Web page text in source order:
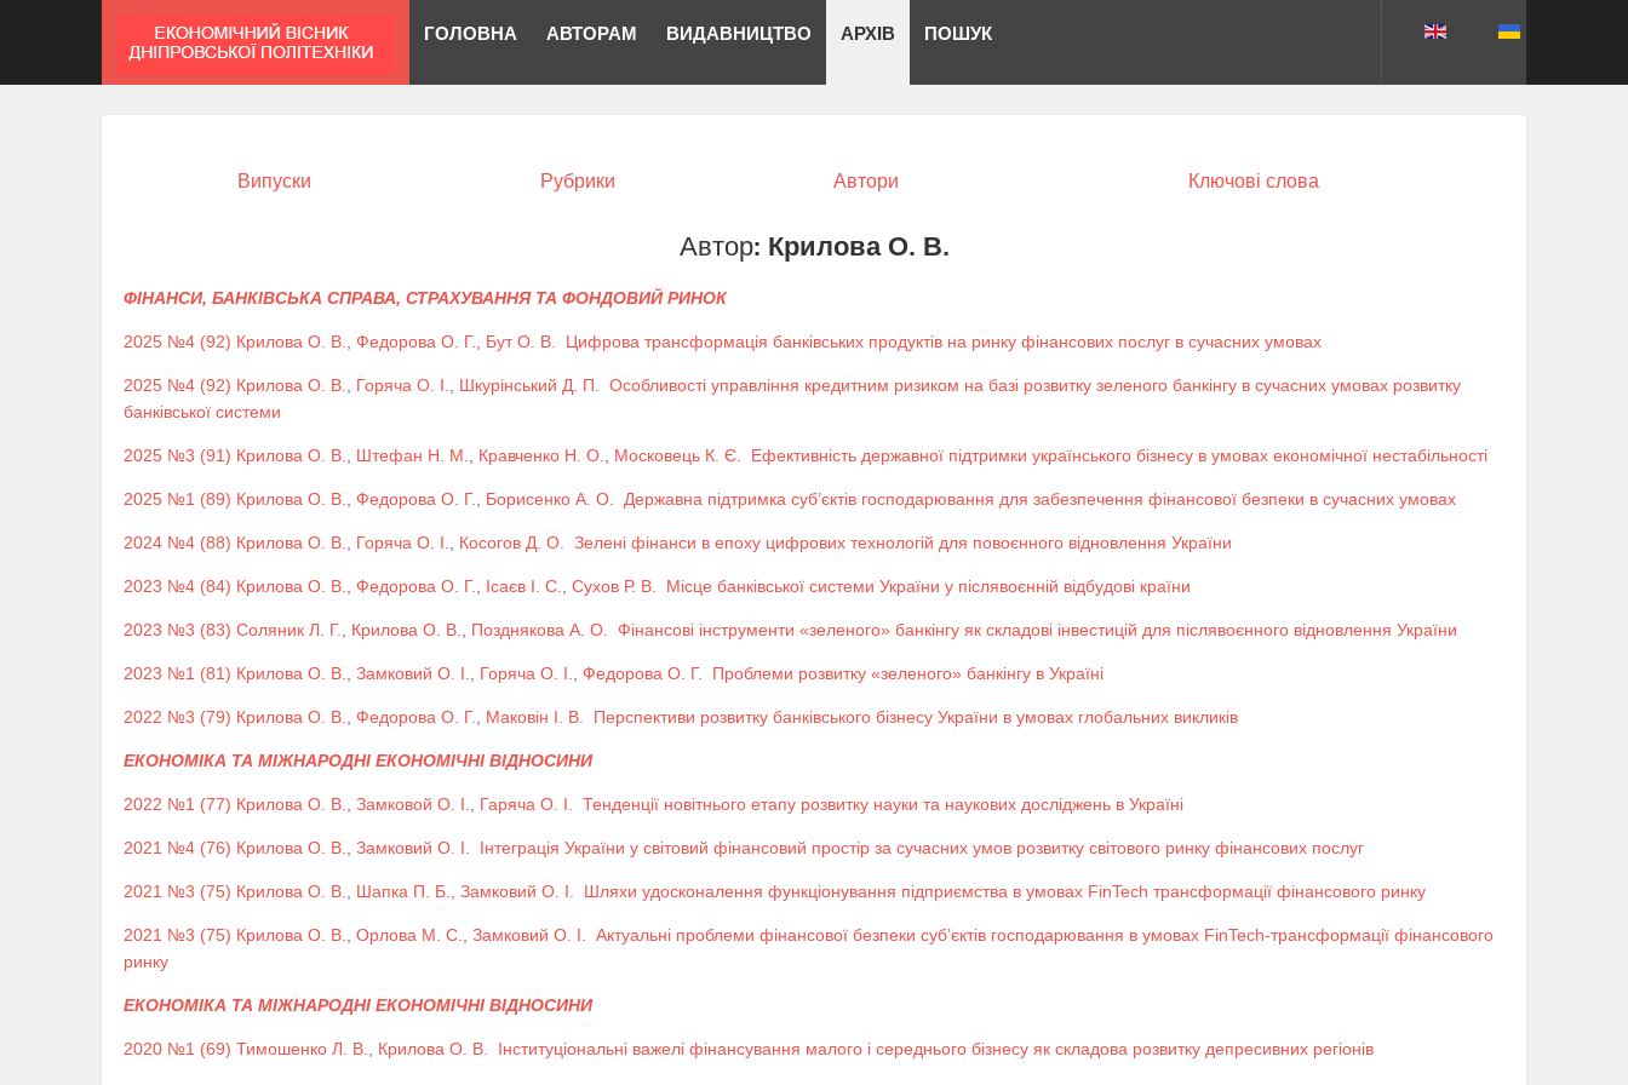
ГОЛОВНА АВТОРАМ ВИДАВНИЦТВО АРХІВ ПОШУК
Випуски Рубрики Автори Ключові слова
Автор: Крилова О. В.
ФІНАНСИ, БАНКІВСЬКА СПРАВА, СТРАХУВАННЯ ТА ФОНДОВИЙ РИНОК
2025 №4 (92) Крилова О. В. Федорова О. Г. Бут О. В. Цифрова трансформація банківських продуктів на ринку фінансових послуг в сучасних умовах
2025 №4 (92) Крилова О. В. Горяча О. І. Шкурінський Д. П.
Особливості управління кредитним ризиком на базі розвитку зеленого банкінгу в сучасних умовах розвитку
банківської системи
2025 №3 (91) Крилова О. В. Штефан Н. М. Кравченко Н. О. Московець К. Є. Ефективність державної підтримки українського бізнесу в умовах економічної нестабільності
2025 №1 (89) Крилова О. В. Федорова О. Г. Борисенко А. О. Державна підтримка суб’єктів господарювання для забезпечення фінансової безпеки в сучасних умовах
2024 №4 (88) Крилова О. В. Горяча О. І. Косогов Д. О. Зелені фінанси в епоху цифрових технологій для повоєнного відновлення України
2023 №4 (84) Крилова О. В. Федорова О. Г. Ісаєв І. С. Сухов Р. В. Місце банківської системи України у післявоєнній відбудові країни
2023 №3 (83) Соляник Л. Г. Крилова О. В. Позднякова А. О. Фінансові інструменти «зеленого» банкінгу як складові інвестицій для післявоєнного відновлення України
2023 №1 (81) Крилова О. В. Замковий О. І. Горяча О. І. Федорова О. Г. Проблеми розвитку «зеленого» банкінгу в Україні
2022 №3 (79) Крилова О. В. Федорова О. Г. Маковін І. В. Перспективи розвитку банківського бізнесу України в умовах глобальних викликів
ЕКОНОМІКА ТА МІЖНАРОДНІ ЕКОНОМІЧНІ ВІДНОСИНИ
2022 №1 (77) Крилова О. В. Замковой О. І. Гаряча О. І. Тенденції новітнього етапу розвитку науки та наукових досліджень в Україні
2021 №4 (76) Крилова О. В. Замковий О. І. Інтеграція України у світовий фінансовий простір за сучасних умов розвитку світового ринку фінансових послуг
2021 №3 (75) Крилова О. В. Шапка П. Б. Замковий О. І. Шляхи удосконалення функціонування підприємства в умовах FinTech трансформації фінансового ринку
2021 №3 (75) Крилова О. В. Орлова М. С. Замковий О. І.
Актуальні проблеми фінансової безпеки суб’єктів господарювання в умовах FinTech-трансформації фінансового
ринку
ЕКОНОМІКА ТА МІЖНАРОДНІ ЕКОНОМІЧНІ ВІДНОСИНИ
2020 №1 (69) Тимошенко Л. В. Крилова О. В. Інституціональні важелі фінансування малого і середнього бізнесу як складова розвитку депресивних регіонів